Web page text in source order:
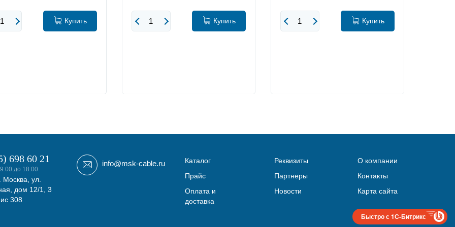
Купить Купить Купить
698 60 21
до 18:00
Москва, ул.
дом 12/1, 3
308
info@msk-cable.ru
Каталог
Прайс
Оплата и
доставка
Реквизиты
Партнеры
Новости
О компании
Контакты
Карта сайта
Быстро с 1С-Битрикс